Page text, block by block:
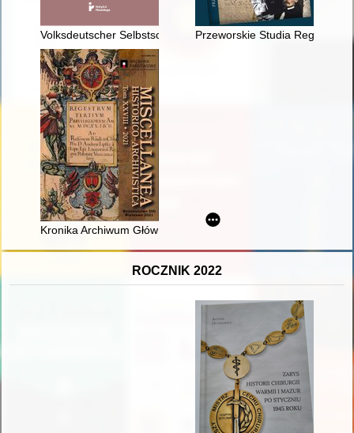
Volksdeutscher Selbstschutz jako nowe narzędzie polityki
Przeworskie Studia
Kronika Archiwum Głównego Akt Dawnych za rok 2020
ROCZNIK 2022